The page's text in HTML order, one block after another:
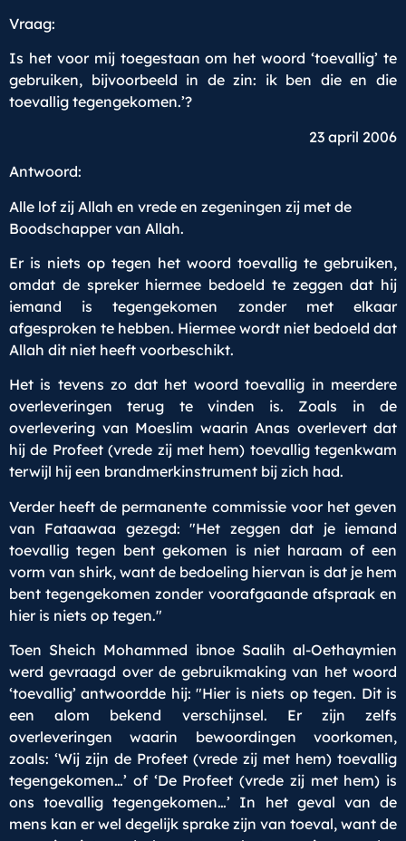
Vraag:
Is het voor mij toegestaan om het woord ‘toevallig’ te
gebruiken, bijvoorbeeld in de zin: ik ben die en die
toevallig tegengekomen.’?
23 april 2006
Antwoord:
Alle lof zij Allah en vrede en zegeningen zij met de
Boodschapper van Allah.
Er is niets op tegen het woord toevallig te gebruiken,
omdat de spreker hiermee bedoeld te zeggen dat hij
iemand is tegengekomen zonder met elkaar
afgesproken te hebben. Hiermee wordt niet bedoeld dat
Allah dit niet heeft voorbeschikt.
Het is tevens zo dat het woord toevallig in meerdere
overleveringen terug te vinden is. Zoals in de
overlevering van Moeslim waarin Anas overlevert dat
hij de Profeet (vrede zij met hem) toevallig tegenkwam
terwijl hij een brandmerkinstrument bij zich had.
Verder heeft de permanente commissie voor het geven
van Fataawaa gezegd: "Het zeggen dat je iemand
toevallig tegen bent gekomen is niet haraam of een
vorm van shirk, want de bedoeling hiervan is dat je hem
bent tegengekomen zonder voorafgaande afspraak en
hier is niets op tegen."
Toen Sheich Mohammed ibnoe Saalih al-Oethaymien
werd gevraagd over de gebruikmaking van het woord
‘toevallig’ antwoordde hij: "Hier is niets op tegen. Dit is
een alom bekend verschijnsel. Er zijn zelfs
overleveringen waarin bewoordingen voorkomen,
zoals: ‘Wij zijn de Profeet (vrede zij met hem) toevallig
tegengekomen…’ of ‘De Profeet (vrede zij met hem) is
ons toevallig tegengekomen…’ In het geval van de
mens kan er wel degelijk sprake zijn van toeval, want de